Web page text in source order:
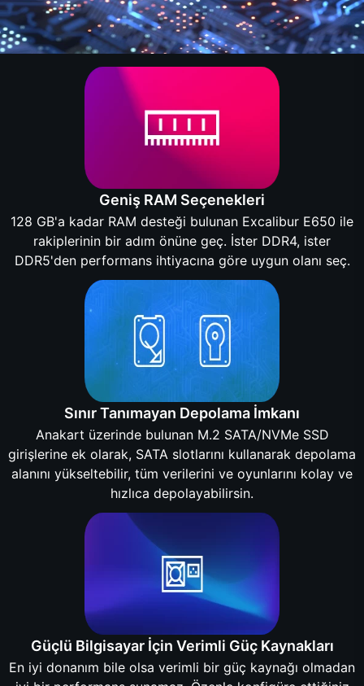
Geniş RAM Seçenekleri
128 GB'a kadar RAM desteği bulunan Excalibur E650 ile
rakiplerinin bir adım önüne geç. İster DDR4, ister
DDR5'den performans ihtiyacına göre uygun olanı seç.
Sınır Tanımayan Depolama İmkanı
Anakart üzerinde bulunan M.2 SATA/NVMe SSD
girişlerine ek olarak, SATA slotlarını kullanarak depolama
alanını yükseltebilir, tüm verilerini ve oyunlarını kolay ve
hızlıca depolayabilirsin.
Güçlü Bilgisayar İçin Verimli Güç Kaynakları
En iyi donanım bile olsa verimli bir güç kaynağı olmadan